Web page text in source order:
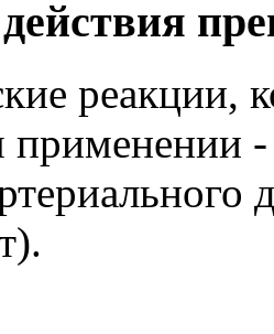
реакции,
применении